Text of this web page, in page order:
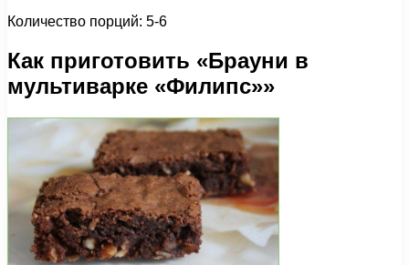
Количество порций: 5-6
Как приготовить «Брауни в
мультиварке «Филипс»»